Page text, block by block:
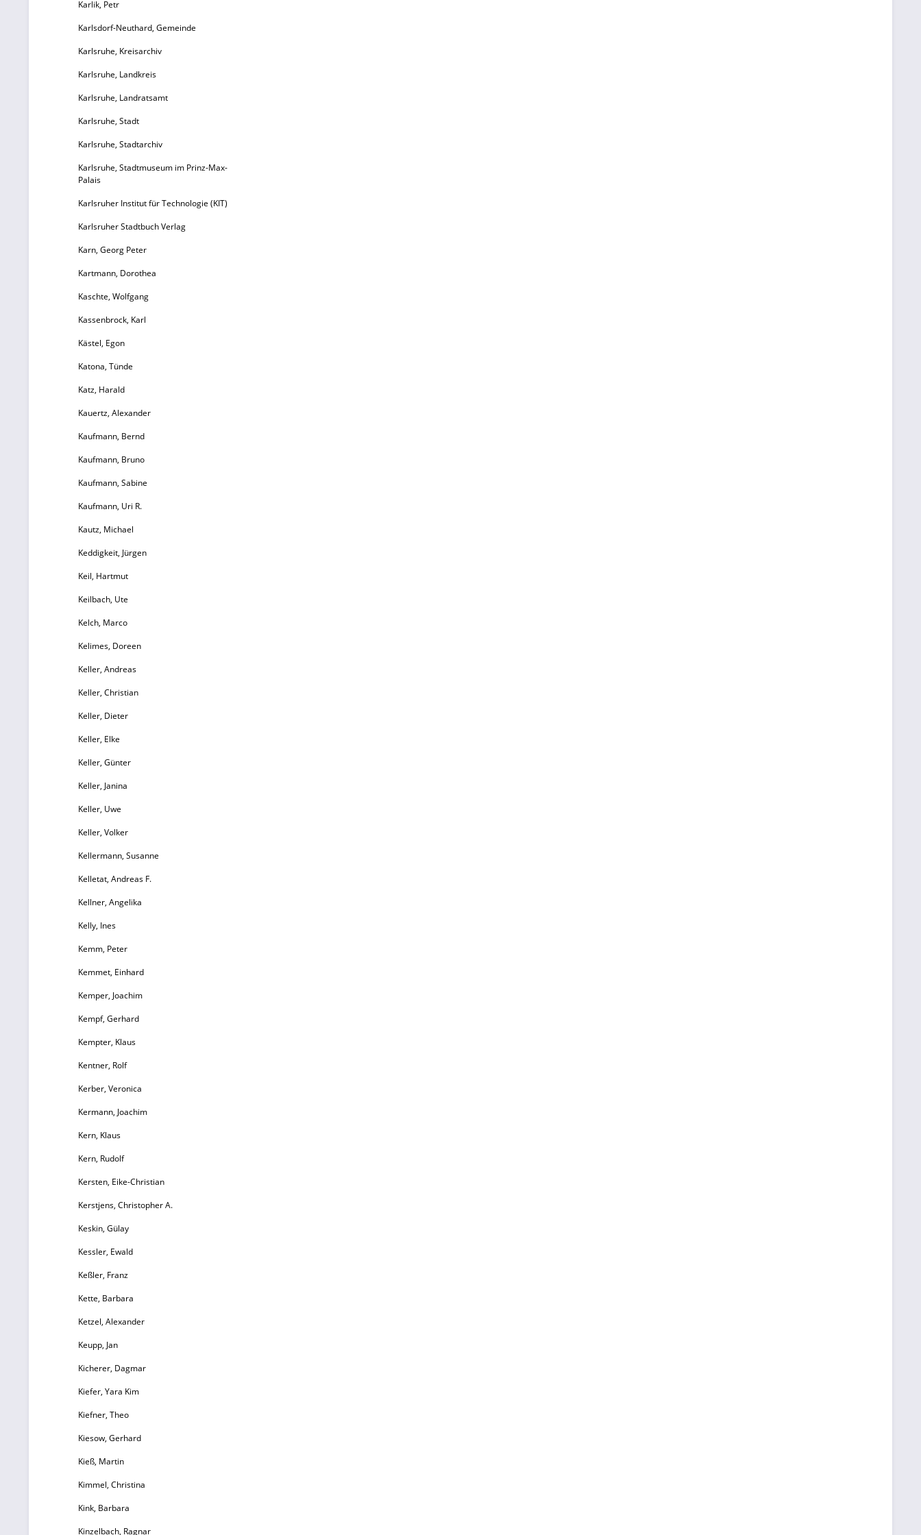
Karlik, Petr
Karlsdorf-Neuthard, Gemeinde
Karlsruhe, Kreisarchiv
Karlsruhe, Landkreis
Karlsruhe, Landratsamt
Karlsruhe, Stadt
Karlsruhe, Stadtarchiv
Karlsruhe, Stadtmuseum im Prinz-Max-
Palais
Karlsruher Institut für Technologie (KIT)
Karlsruher Stadtbuch Verlag
Karn, Georg Peter
Kartmann, Dorothea
Kaschte, Wolfgang
Kassenbrock, Karl
Kästel, Egon
Katona, Tünde
Katz, Harald
Kauertz, Alexander
Kaufmann, Bernd
Kaufmann, Bruno
Kaufmann, Sabine
Kaufmann, Uri R.
Kautz, Michael
Keddigkeit, Jürgen
Keil, Hartmut
Keilbach, Ute
Kelch, Marco
Kelimes, Doreen
Keller, Andreas
Keller, Christian
Keller, Dieter
Keller, Elke
Keller, Günter
Keller, Janina
Keller, Uwe
Keller, Volker
Kellermann, Susanne
Kelletat, Andreas F.
Kellner, Angelika
Kelly, Ines
Kemm, Peter
Kemmet, Einhard
Kemper, Joachim
Kempf, Gerhard
Kempter, Klaus
Kentner, Rolf
Kerber, Veronica
Kermann, Joachim
Kern, Klaus
Kern, Rudolf
Kersten, Eike-Christian
Kerstjens, Christopher A.
Keskin, Gülay
Kessler, Ewald
Keßler, Franz
Kette, Barbara
Ketzel, Alexander
Keupp, Jan
Kicherer, Dagmar
Kiefer, Yara Kim
Kiefner, Theo
Kiesow, Gerhard
Kieß, Martin
Kimmel, Christina
Kink, Barbara
Kinzelbach, Ragnar